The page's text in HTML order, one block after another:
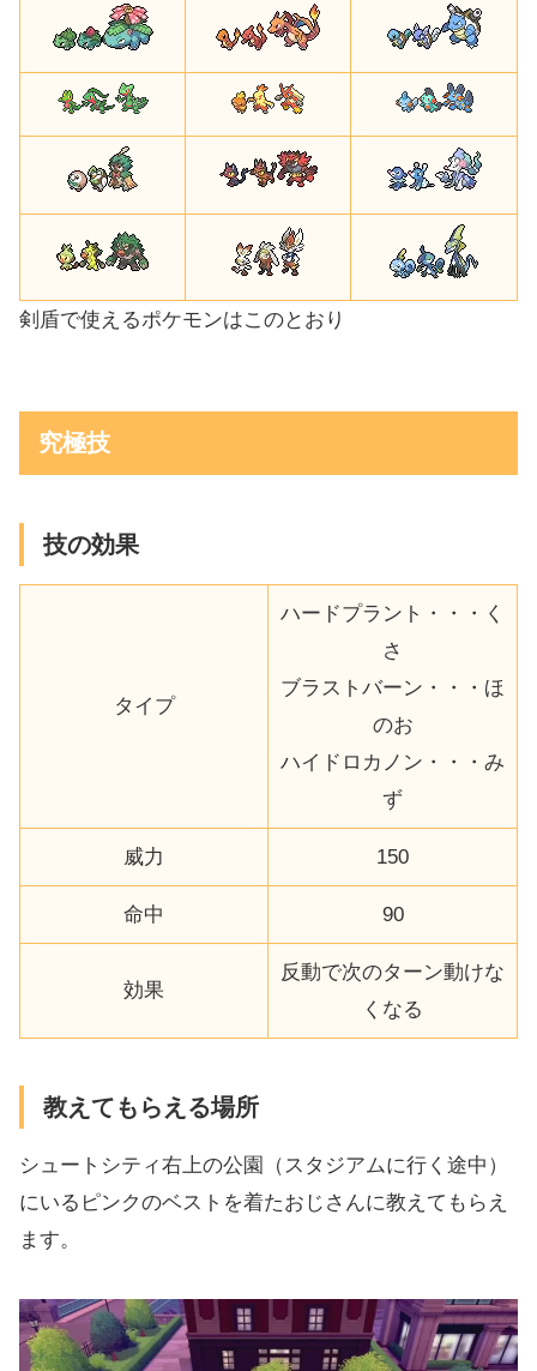
剣盾で使えるポケモンはこのとおり
究極技
技の効果
タイプ
ハードプラント・・・く
さ
ブラストバーン・・・ほ
のお
ハイドロカノン・・・み
ず
威力 150
命中 90
効果
反動で次のターン動けな
くなる
教えてもらえる場所
シュートシティ右上の公園（スタジアムに行く途中）
にいるピンクのベストを着たおじさんに教えてもらえ
ます。